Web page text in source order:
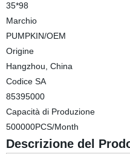
35*98
Marchio
PUMPKIN/OEM
Origine
Hangzhou, China
Codice SA
85395000
Capacità di Produzione
500000PCS/Month
Descrizione del